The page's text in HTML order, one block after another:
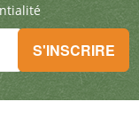
exceptionnelles.
S'INSCRIRE